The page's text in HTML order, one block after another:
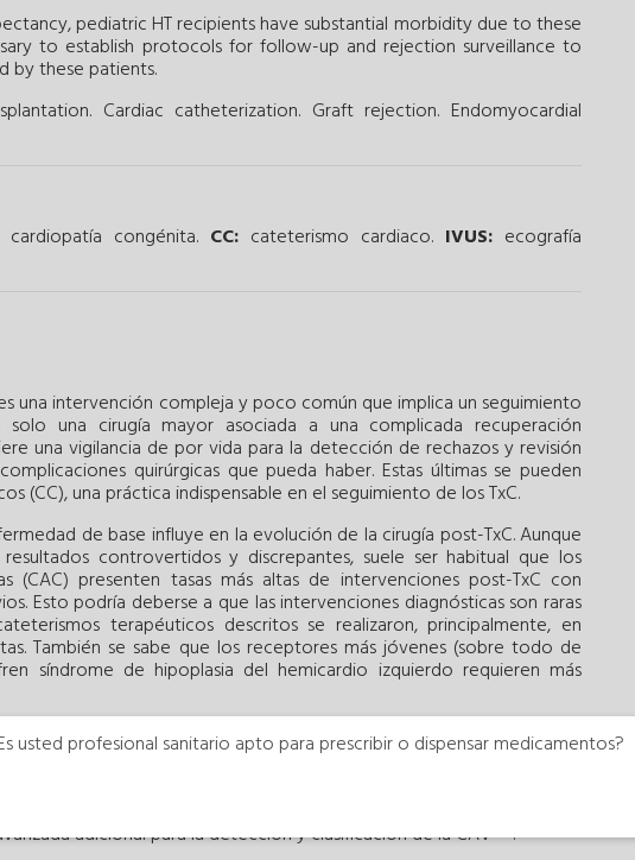
pediatric HT recipients have substantial morbidity due to these
to establish protocols for follow-up and rejection surveillance to
by these patients.
Cardiac catheterization. Graft rejection. Endomyocardial
cardiopatía congénita. CC: cateterismo cardiaco. IVUS: ecografía
una intervención compleja y poco común que implica un seguimiento
una cirugía mayor asociada a una complicada recuperación
una vigilancia de por vida para la detección de rechazos y revisión
quirúrgicas que pueda haber. Estas últimas se pueden
(CC), una práctica indispensable en el seguimiento de los TxC.
de base influye en la evolución de la cirugía post-TxC. Aunque
controvertidos y discrepantes, suele ser habitual que los
(CAC) presenten tasas más altas de intervenciones post-TxC con
Esto podría deberse a que las intervenciones diagnósticas son raras
terapéuticos descritos se realizaron, principalmente, en
También se sabe que los receptores más jóvenes (sobre todo de
síndrome de hipoplasia del hemicardio izquierdo requieren más
(BEM) es la intervención diagnóstica más utilizada de todas. La BEM
rechazos, puesto que, en la actualidad, no disponemos de pruebas
monitorizar la vasculopatía del injerto cardiaco (CAV), un marcador
muerte más allá del tercer año post-TxC. La ecografía intravascular
adicional para la detección y clasificación de la CAV
.
usted profesional sanitario apto para prescribir o dispensar medicamentos?